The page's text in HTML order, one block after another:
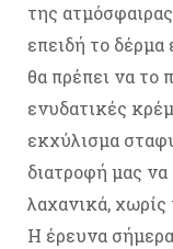
της
επειδή το δέρμα
θα πρέπει να το
ενυδατικές
εκχύλισμα
διατροφή μας να
λαχανικά, χωρίς
Η έρευνα